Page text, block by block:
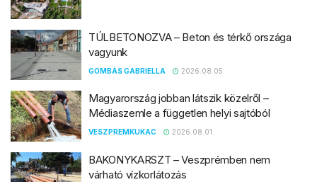
TÚLBETONOZVA – Beton és térkő országa
vagyunk
GOMBÁS GABRIELLA 2026.08.05.
Magyarország jobban látszik közelről –
Médiaszemle a független helyi sajtóból
VESZPREMKUKAC 2026.08.01.
BAKONYKARSZT – Veszprémben nem
várható vízkorlátozás